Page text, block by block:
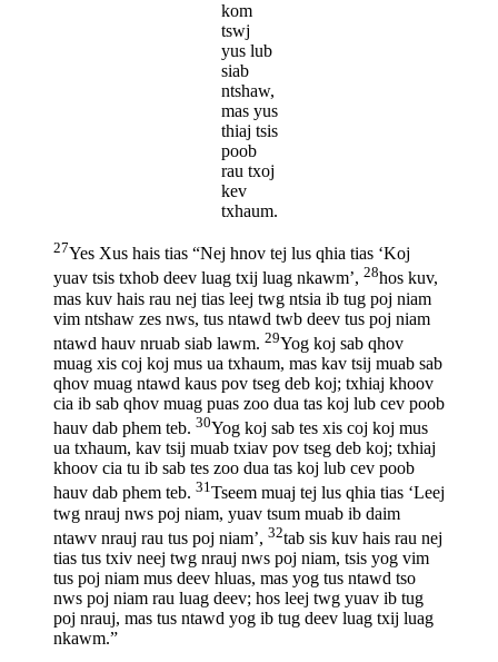
kom
tswj
yus lub
siab
ntshaw,
mas yus
thiaj tsis
poob
rau txoj
kev
txhaum.
27Yes Xus hais tias “Nej hnov tej lus qhia tias ‘Koj
yuav tsis txhob deev luag txij luag nkawm’, 28hos kuv,
mas kuv hais rau nej tias leej twg ntsia ib tug poj niam
vim ntshaw zes nws, tus ntawd twb deev tus poj niam
ntawd hauv nruab siab lawm. 29Yog koj sab qhov
muag xis coj koj mus ua txhaum, mas kav tsij muab sab
qhov muag ntawd kaus pov tseg deb koj; txhiaj khoov
cia ib sab qhov muag puas zoo dua tas koj lub cev poob
hauv dab phem teb. 30Yog koj sab tes xis coj koj mus
ua txhaum, kav tsij muab txiav pov tseg deb koj; txhiaj
khoov cia tu ib sab tes zoo dua tas koj lub cev poob
hauv dab phem teb. 31Tseem muaj tej lus qhia tias ‘Leej
twg nrauj nws poj niam, yuav tsum muab ib daim
ntawv nrauj rau tus poj niam’, 32tab sis kuv hais rau nej
tias tus txiv neej twg nrauj nws poj niam, tsis yog vim
tus poj niam mus deev hluas, mas yog tus ntawd tso
nws poj niam rau luag deev; hos leej twg yuav ib tug
poj nrauj, mas tus ntawd yog ib tug deev luag txij luag
nkawm.”